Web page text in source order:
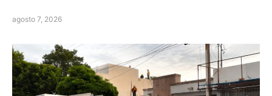
agosto 7, 2026